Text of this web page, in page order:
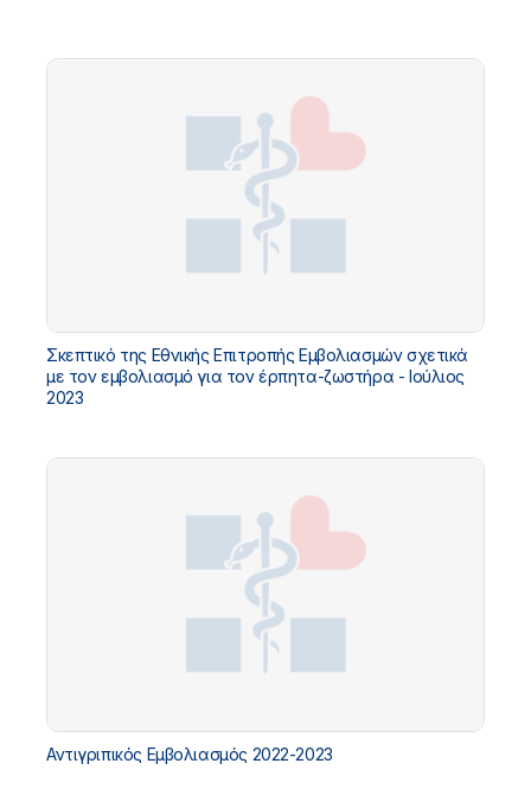
Σκεπτικό της Εθνικής Επιτροπής Εμβολιασμών σχετικά
με τον εμβολιασμό για τον έρπητα-ζωστήρα - Ιούλιος
2023
Αντιγριπικός Εμβολιασμός 2022-2023